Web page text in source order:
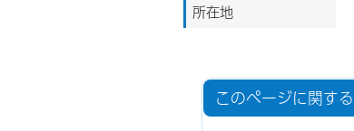
所在地
このページに関する